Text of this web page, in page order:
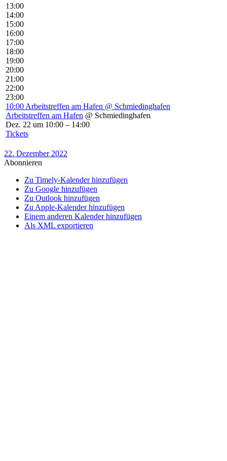
13:00
14:00
15:00
16:00
17:00
18:00
19:00
20:00
21:00
22:00
23:00
10:00 Arbeitstreffen am Hafen @ Schmiedinghafen
Arbeitstreffen am Hafen @ Schmiedinghafen
Dez. 22 um 10:00 – 14:00
Tickets
22. Dezember 2022
Abonnieren
Zu Timely-Kalender hinzufügen
Zu Google hinzufügen
Zu Outlook hinzufügen
Zu Apple-Kalender hinzufügen
Einem anderen Kalender hinzufügen
Als XML exportieren